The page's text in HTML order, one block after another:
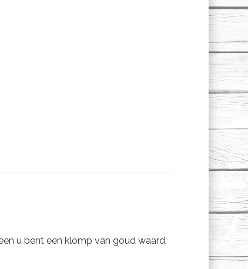
u bent een klomp van goud waard.